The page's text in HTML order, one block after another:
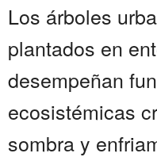
Los árboles
plantados en
desempeñan
ecosistémicas
sombra y